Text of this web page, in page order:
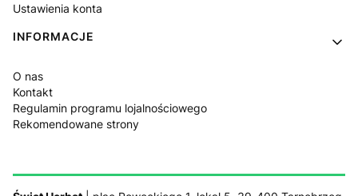
Ustawienia konta
INFORMACJE
O nas
Kontakt
Regulamin programu lojalnościowego
Rekomendowane strony